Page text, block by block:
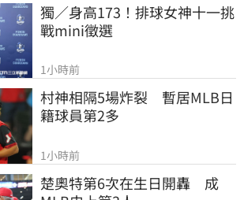
獨／身高173！排球女神十一挑
戰mini徵選
1小時前
村神相隔5場炸裂　暫居MLB日
籍球員第2多
1小時前
楚奧特第6次在生日開轟　成